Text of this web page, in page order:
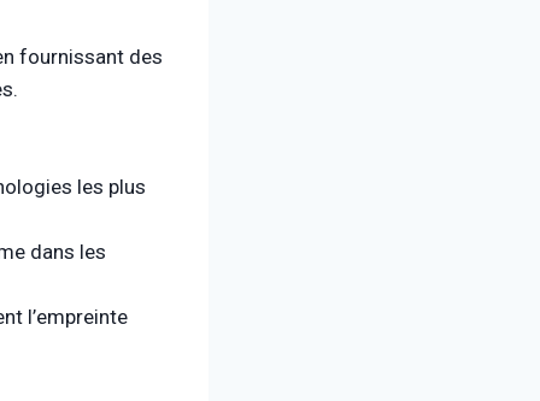
fournissant des
les plus
dans les
l’empreinte